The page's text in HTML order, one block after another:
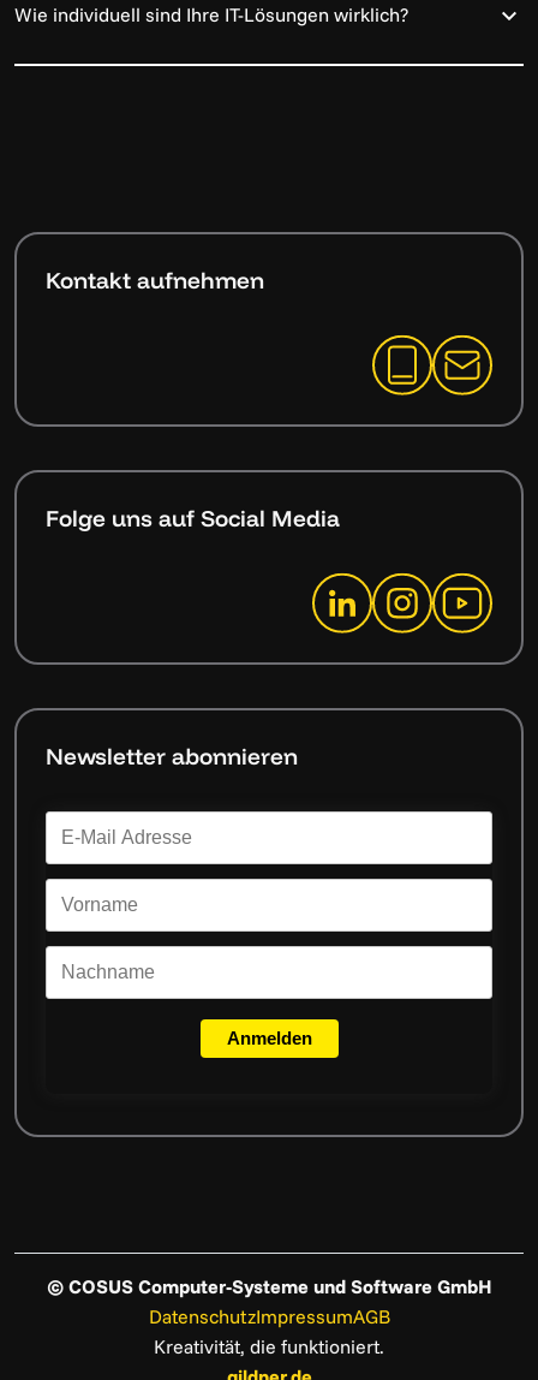
Wie individuell sind Ihre IT-Lösungen wirklich?
Kontakt aufnehmen
Folge uns auf Social Media
Newsletter abonnieren
Anmelden
© COSUS Computer-Systeme und Software GmbH
DatenschutzImpressumAGB
Kreativität, die funktioniert.